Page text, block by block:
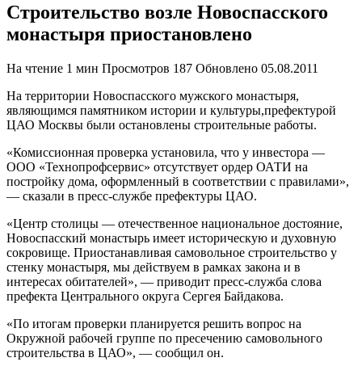
Строительство возле Новоспасского
монастыря приостановлено
На чтение 1 мин Просмотров 187 Обновлено 05.08.2011
На территории Новоспасского мужского монастыря,
являющимся памятником истории и культуры,префектурой
ЦАО Москвы были остановлены строительные работы.
«Комиссионная проверка установила, что у инвестора —
ООО «Технопрофсервис» отсутствует ордер ОАТИ на
постройку дома, оформленный в соответствии с правилами»,
— сказали в пресс-службе префектуры ЦАО.
«Центр столицы — отечественное национальное достояние,
Новоспасский монастырь имеет историческую и духовную
сокровище. Приостанавливая самовольное строительство у
стенку монастыря, мы действуем в рамках закона и в
интересах обитателей», — приводит пресс-служба слова
префекта Центрального округа Сергея Байдакова.
«По итогам проверки планируется решить вопрос на
Окружной рабочей группе по пресечению самовольного
строительства в ЦАО», — сообщил он.